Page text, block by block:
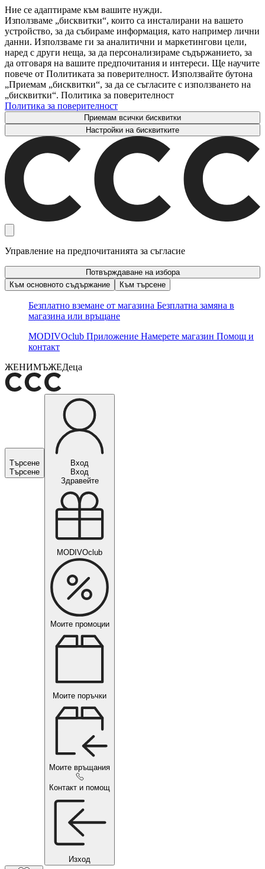
Ние се адаптираме към вашите нужди.
Използваме „бисквитки“, които са инсталирани на вашето
устройство, за да събираме информация, като например лични
данни. Използваме ги за аналитични и маркетингови цели,
наред с други неща, за да персонализираме съдържанието, за
да отговаря на вашите предпочитания и интереси. Ще научите
повече от Политиката за поверителност. Използвайте бутона
„Приемам „бисквитки“, за да се съгласите с използването на
„бисквитки“. Политика за поверителност
Политика за поверителност
Приемам всички бисквитки
Настройки на бисквитките
Управление на предпочитанията за съгласие
Потвърждаване на избора
Към основното съдържание
Към търсене
Безплатно вземане от магазина Безплатна замяна в
магазина или връщане
MODIVOclub Приложение Намерете магазин Помощ и
контакт
ЖЕНИМЪЖЕДеца
Търсене
Търсене
Вход
Вход
Здравейте
MODIVOclub
Моите промоции
Моите поръчки
Моите връщания
Контакт и помощ
Изход